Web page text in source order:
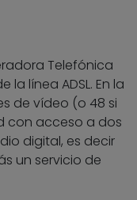
Telefónica
línea ADSL. En la
de vídeo (o 48 si
con acceso a dos
digital, es decir
un servicio de